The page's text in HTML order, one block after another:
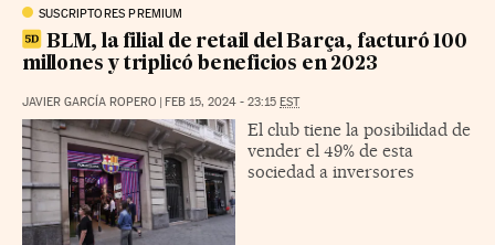
SUSCRIPTORES PREMIUM
BLM, la filial de retail del Barça, facturó 100
millones y triplicó beneficios en 2023
JAVIER GARCÍA ROPERO FEB 15, 2024 - 23:15 EST
El club tiene la posibilidad de
vender el 49% de esta
sociedad a inversores